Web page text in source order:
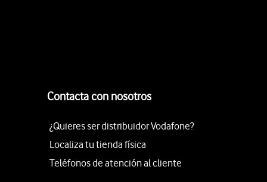
Contacta con nosotros
¿Quieres ser distribuidor Vodafone?
Localiza tu tienda física
Teléfonos de atención al cliente